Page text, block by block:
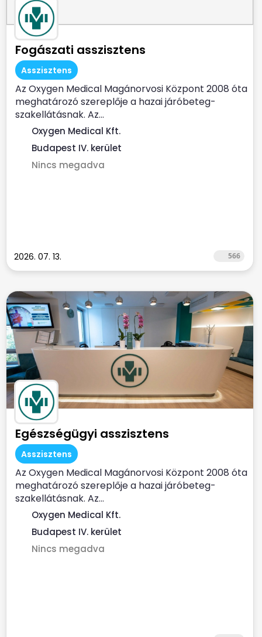
Fogászati asszisztens
Asszisztens
Az Oxygen Medical Magánorvosi Központ 2008 óta
meghatározó szereplője a hazai járóbeteg-
szakellátásnak. Az...
Oxygen Medical Kft.
Budapest IV. kerület
Nincs megadva
2026. 07. 13. 566
Egészségügyi asszisztens
Asszisztens
Az Oxygen Medical Magánorvosi Központ 2008 óta
meghatározó szereplője a hazai járóbeteg-
szakellátásnak. Az...
Oxygen Medical Kft.
Budapest IV. kerület
Nincs megadva